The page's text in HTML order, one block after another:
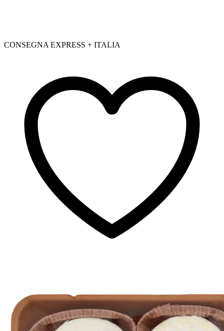
CONSEGNA EXPRESS + ITALIA